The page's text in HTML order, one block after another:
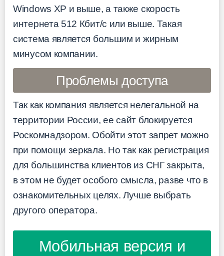
Windows XP и выше, а также скорость
интернета 512 Кбит/с или выше. Такая
система является большим и жирным
минусом компании.
Проблемы доступа
Так как компания является нелегальной на
территории России, ее сайт блокируется
Роскомнадзором. Обойти этот запрет можно
при помощи зеркала. Но так как регистрация
для большинства клиентов из СНГ закрыта,
в этом не будет особого смысла, разве что в
ознакомительных целях. Лучше выбрать
другого оператора.
Мобильная версия и